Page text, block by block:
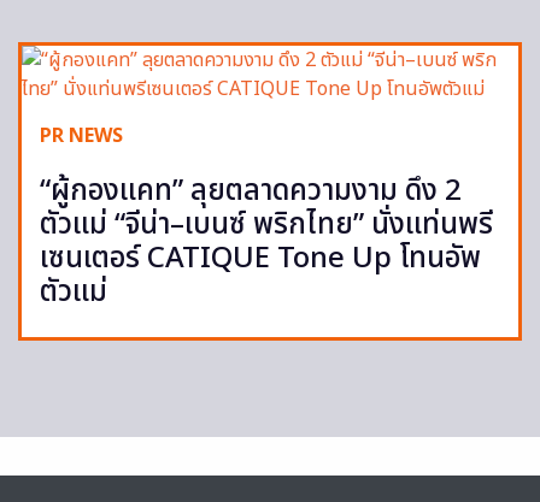
PR NEWS
“ผู้กองแคท” ลุยตลาดความงาม ดึง 2
ตัวแม่ “จีน่า–เบนซ์ พริกไทย” นั่งแท่นพรี
เซนเตอร์ CATIQUE Tone Up โทนอัพ
ตัวแม่